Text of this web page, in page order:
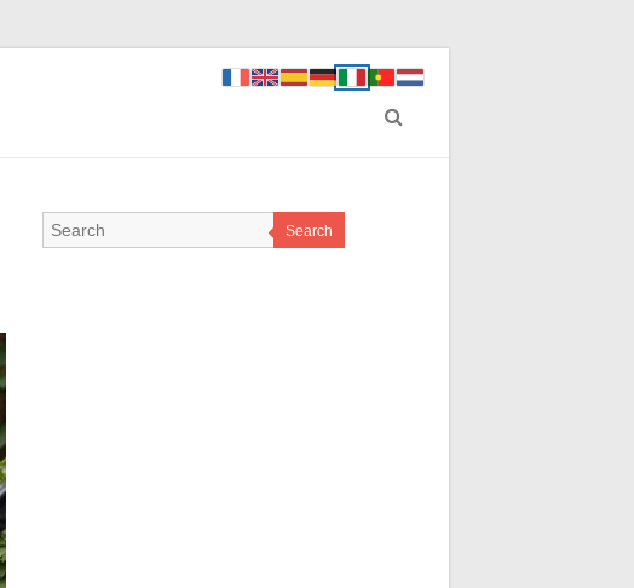
Search